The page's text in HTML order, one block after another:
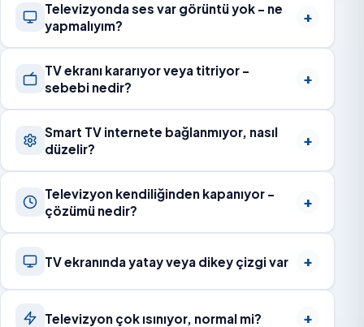
Televizyonda ses var görüntü yok – ne
yapmalıyım?
TV ekranı kararıyor veya titriyor –
sebebi nedir?
Smart TV internete bağlanmıyor, nasıl
düzelir?
Televizyon kendiliğinden kapanıyor –
çözümü nedir?
TV ekranında yatay veya dikey çizgi var
Televizyon çok ısınıyor, normal mi?